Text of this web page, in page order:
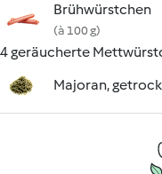
Brühwürstchen
(à 100 g)
4 geräucherte
Majoran,